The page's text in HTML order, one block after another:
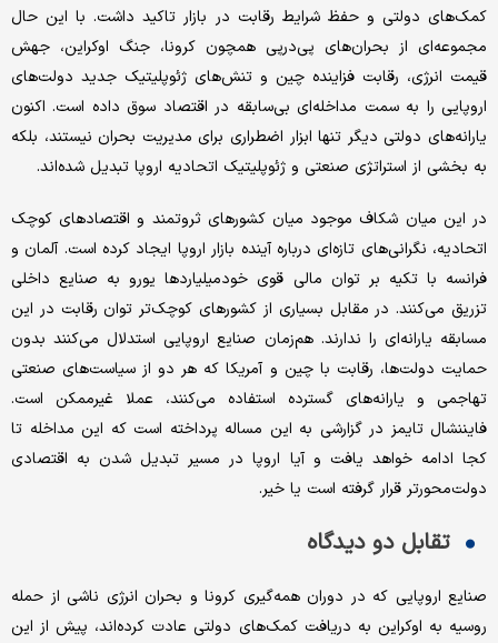
کمک‌های دولتی و حفظ شرایط رقابت در بازار تاکید داشت. با این حال
مجموعه‌ای از بحران‌های پی‌درپی همچون کرونا، جنگ اوکراین، جهش
قیمت انرژی، رقابت فزاینده چین و تنش‌های ژئوپلیتیک جدید دولت‌های
اروپایی را به سمت مداخله‌ای بی‌سابقه در اقتصاد سوق داده است. اکنون
یارانه‌های دولتی دیگر تنها ابزار اضطراری برای مدیریت بحران نیستند، بلکه
به بخشی از استراتژی صنعتی و ژئوپلیتیک اتحادیه اروپا تبدیل شده‌اند.
در این میان شکاف موجود میان کشورهای ثروتمند و اقتصادهای کوچک‌
اتحادیه، نگرانی‌های تازه‌ای درباره آینده بازار اروپا ایجاد کرده است. آلمان و
فرانسه با تکیه بر توان مالی قوی خود‌میلیاردها یورو به صنایع داخلی
تزریق می‌کنند. در مقابل بسیاری از کشورهای کوچک‌تر توان رقابت در این
مسابقه یارانه‌ای را ندارند. هم‌زمان صنایع اروپایی استدلال می‌کنند بدون
حمایت دولت‌ها، رقابت با چین و آمریکا که هر دو از سیاست‌های صنعتی
تهاجمی و یارانه‌های گسترده استفاده می‌کنند، عملا غیرممکن است.
فایننشال تایمز در گزارشی به این مساله پرداخته است که این مداخله تا
کجا ادامه خواهد یافت و آیا اروپا در مسیر تبدیل شدن به اقتصادی
دولت‌محورتر قرار گرفته است یا خیر.
تقابل دو دیدگاه
صنایع اروپایی که در دوران همه‌گیری کرونا و بحران انرژی ناشی از حمله
روسیه به اوکراین به دریافت کمک‌های دولتی عادت کرده‌اند، پیش از این